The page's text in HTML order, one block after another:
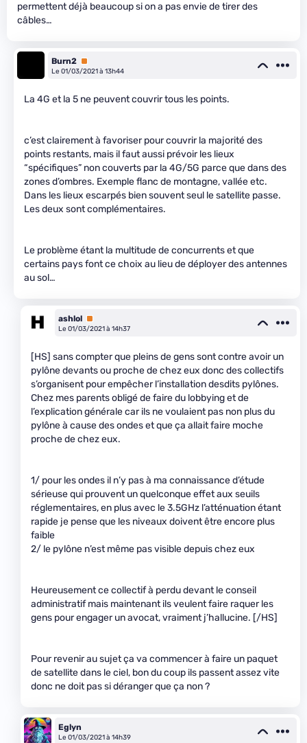
permettent déjà beaucoup si on a pas envie de tirer des
câbles…
Burn2 Premium
Le 01/03/2021 à 13h44
La 4G et la 5 ne peuvent couvrir tous les points.
c’est clairement à favoriser pour couvrir la majorité des
points restants, mais il faut aussi prévoir les lieux
“spécifiques” non couverts par la 4G/5G parce que dans des
zones d’ombres. Exemple flanc de montagne, vallée etc.
Dans les lieux escarpés bien souvent seul le satellite passe.
Les deux sont complémentaires.
Le problème étant la multitude de concurrents et que
certains pays font ce choix au lieu de déployer des antennes
au sol…
ashlol Premium
Le 01/03/2021 à 14h37
[HS] sans compter que pleins de gens sont contre avoir un
pylône devants ou proche de chez eux donc des collectifs
s’organisent pour empêcher l’installation desdits pylônes.
Chez mes parents obligé de faire du lobbying et de
l’explication générale car ils ne voulaient pas non plus du
pylône à cause des ondes et que ça allait faire moche
proche de chez eux.
1/ pour les ondes il n’y pas à ma connaissance d’étude
sérieuse qui prouvent un quelconque effet aux seuils
réglementaires, en plus avec le 3.5GHz l’atténuation étant
rapide je pense que les niveaux doivent être encore plus
faible
2/ le pylône n’est même pas visible depuis chez eux
Heureusement ce collectif à perdu devant le conseil
administratif mais maintenant ils veulent faire raquer les
gens pour engager un avocat, vraiment j’hallucine. [/HS]
Pour revenir au sujet ça va commencer à faire un paquet
de satellite dans le ciel, bon du coup ils passent assez vite
donc ne doit pas si déranger que ça non ?
Eglyn
Le 01/03/2021 à 14h39